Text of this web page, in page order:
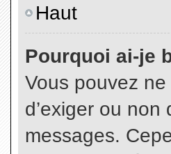
Haut
Pourquoi ai-je
Vous pouvez
d’exiger ou
messages.